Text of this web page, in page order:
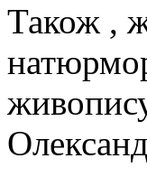
Також ,